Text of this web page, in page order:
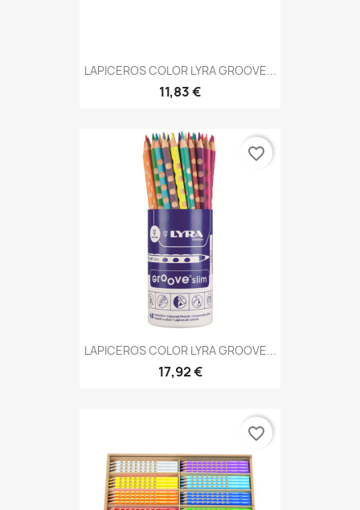
LAPICEROS COLOR LYRA GROOVE...
11,83 €
LAPICEROS COLOR LYRA GROOVE...
17,92 €
favorite_border
favorite_border